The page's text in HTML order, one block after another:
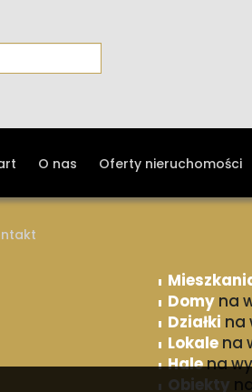
O nas Oferty nieruchomości
Domy na
Działki na
Lokale na
Halena
Obiekty